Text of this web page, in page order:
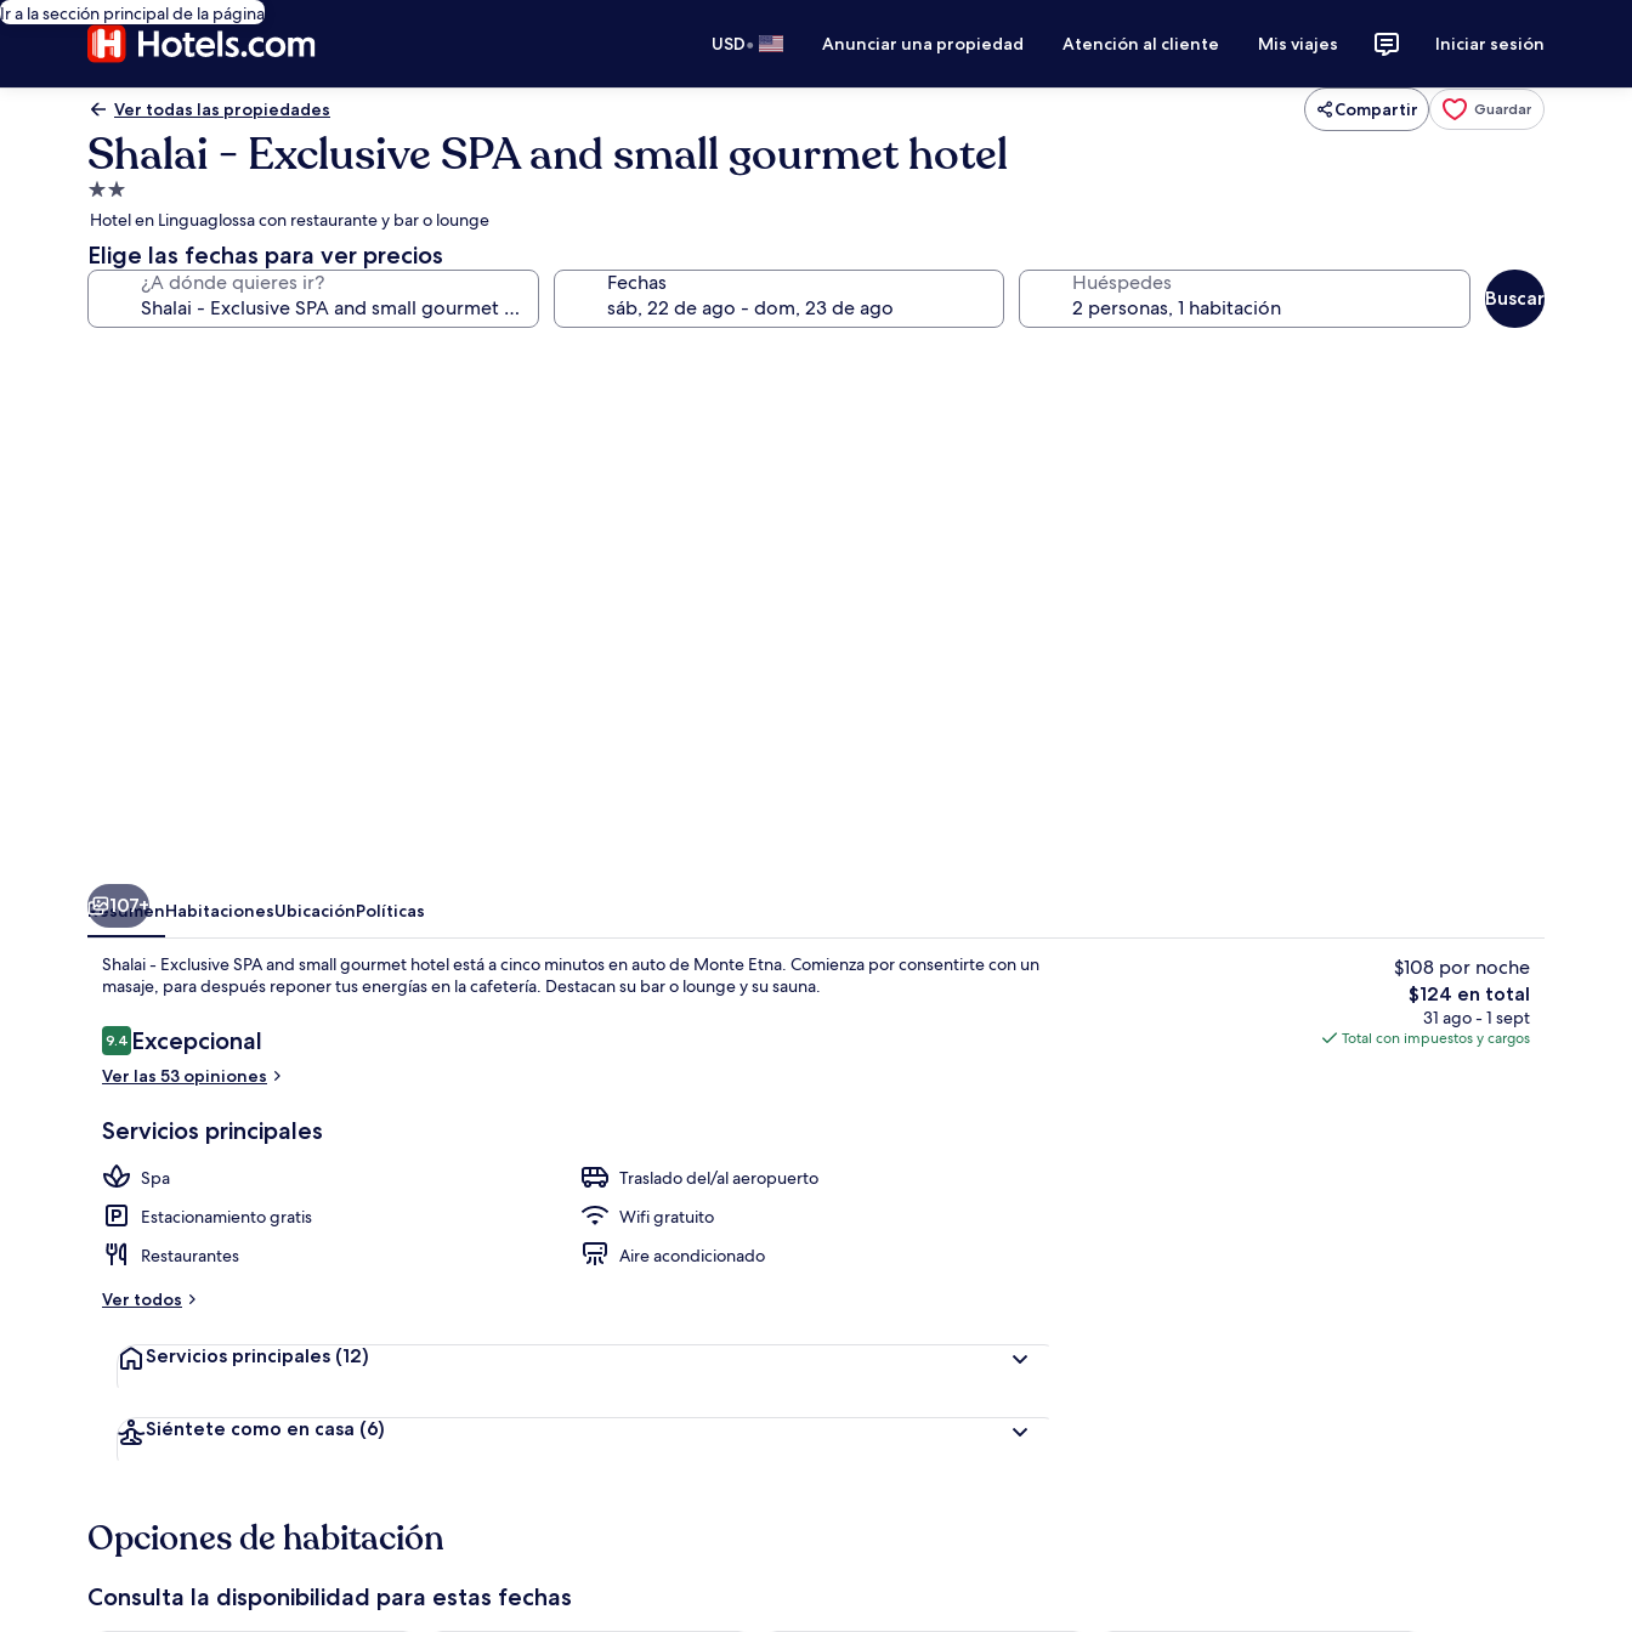
Ir a la sección principal de la página
USD• Anunciar una propiedad Atención al cliente Mis viajes Iniciar sesión
Ver todas las propiedades Compartir Guardar
Shalai - Exclusive SPA and small gourmet hotel
Propiedad
de
2.0
estrellas
Hotel en Linguaglossa con restaurante y bar o lounge
Elige las fechas para ver precios
¿A dónde quieres ir? Fechas Huéspedes
Buscar
Restaurante al aire libre
Vista frontal de la propiedad
107+
ResumenHabitacionesUbicaciónPolíticas
Shalai - Exclusive SPA and small gourmet hotel está a cinco minutos en auto de Monte Etna. Comienza por consentirte con un
masaje, para después reponer tus energías en la cafetería. Destacan su bar o lounge y su sauna.
Opiniones
9.49.4 de 10,
Excepcional
Ver las 53 opiniones
Servicios principales
Spa
Traslado del/al aeropuerto
Estacionamiento gratis
Wifi gratuito
Restaurantes
Aire acondicionado
Ver todos
Servicios principales (12)
Siéntete como en casa (6)
$108 por noche
El
precio
total
$124 en total
31 ago - 1 sept
Total con impuestos y cargos
Opciones de habitación
Consulta la disponibilidad para estas fechas